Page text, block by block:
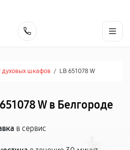
духовых шкафов / LB 651078 W
W в Белгороде
в сервис